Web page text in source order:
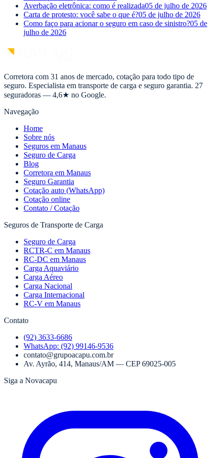
Averbação eletrônica: como é realizada05 de julho de 2026
Carta de protesto: você sabe o que é?05 de julho de 2026
Como faço para acionar o seguro em caso de sinistro?05 de
julho de 2026
Corretora com 31 anos de mercado, cotação para todo tipo de
seguro. Especialista em transporte de carga e seguro garantia. 27
seguradoras — 4,6★ no Google.
Navegação
Home
Sobre nós
Seguros em Manaus
Seguro de Carga
Blog
Corretora em Manaus
Seguro Garantia
Cotação auto (WhatsApp)
Cotação online
Contato / Cotação
Seguros de Transporte de Carga
Seguro de Carga
RCTR-C em Manaus
RC-DC em Manaus
Carga Aquaviário
Carga Aéreo
Carga Nacional
Carga Internacional
RC-V em Manaus
Contato
(92) 3633-6686
WhatsApp: (92) 99146-9536
contato@grupoacapu.com.br
Av. Ayrão, 414, Manaus/AM — CEP69025-005
Siga a Novacapu